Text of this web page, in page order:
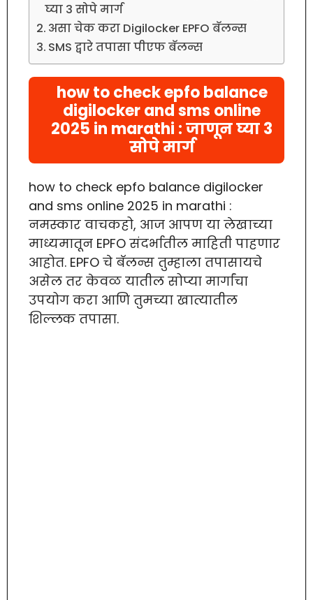
घ्या 3 सोपे मार्ग
असा चेक करा Digilocker EPFO बॅलन्स
SMS द्वारे तपासा पीएफ बॅलन्स
how to check epfo balance
digilocker and sms online
2025 in marathi : जाणून घ्या 3
सोपे मार्ग
how to check epfo balance digilocker
and sms online 2025 in marathi :
नमस्कार वाचकहो, आज आपण या लेखाच्या
माध्यमातून EPFO संदर्भातील माहिती पाहणार
आहोत. EPFO चे बॅलन्स तुम्हाला तपासायचे
असेल तर केवळ यातील सोप्या मार्गांचा
उपयोग करा आणि तुमच्या खात्यातील
शिल्लक तपासा.